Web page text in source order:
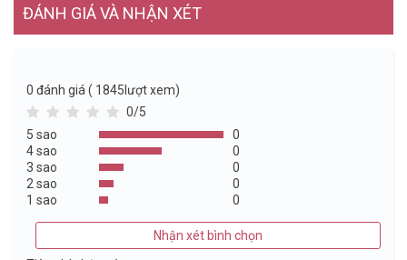
ĐÁNH GIÁ VÀ NHẬN XÉT
0 đánh giá ( 1845lượt xem)
0/5
5 sao
0
4 sao
0
3 sao
0
2 sao
0
1 sao
0
Nhận xét bình chọn